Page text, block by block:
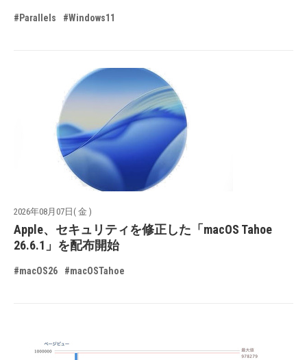
#Parallels #Windows11
2026年08月07日( 金 )
Apple、セキュリティを修正した「macOS Tahoe
26.6.1」を配布開始
#macOS26 #macOSTahoe